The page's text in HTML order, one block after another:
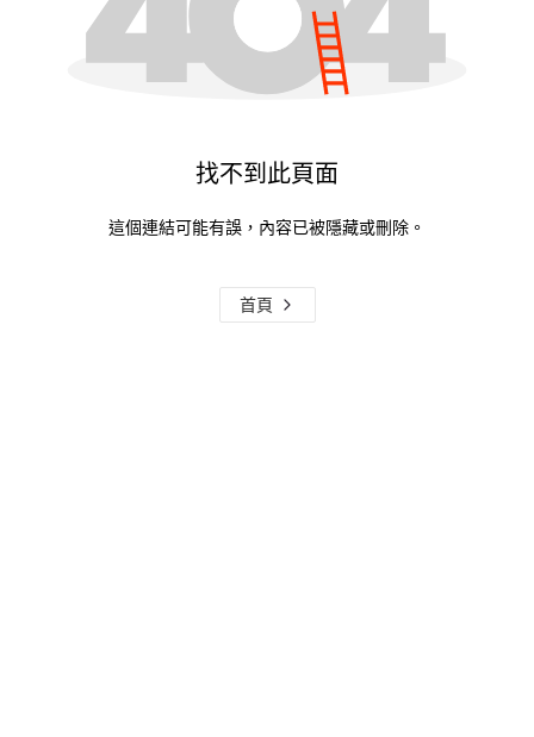
找不到此頁面
這個連結可能有誤，內容已被隱藏或刪除。
首頁